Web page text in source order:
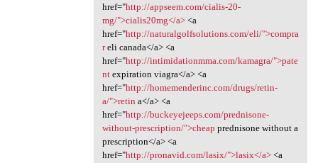
href="http://appseem.com/cialis-20-
mg/">cialis20mg</a><a
href="http://naturalgolfsolutions.com/eli/">compra
reli canada</a> <a
href="http://intimidationmma.com/kamagra/">pate
ntexpiration viagra</a> <a
href="http://homemenderinc.com/drugs/retin-
a/">retin a</a> <a
href="http://buckeyejeeps.com/prednisone-
without-prescription/">cheap prednisone without a
prescription</a> <a
href="http://pronavid.com/lasix/">lasix</a><a